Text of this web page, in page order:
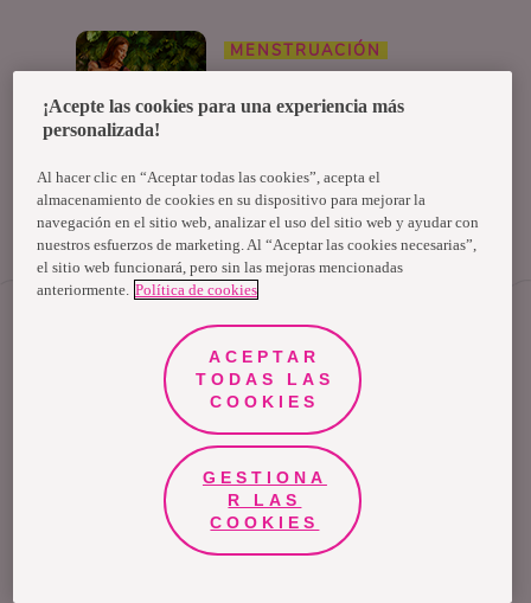
MENSTRUACIÓN
¿Puedo meterme a la
piscina o al mar si tengo
tus comentarios
¡Acepte las cookies para una experiencia más
personalizada!
Al hacer clic en “Aceptar todas las cookies”, acepta el
almacenamiento de cookies en su dispositivo para mejorar la
navegación en el sitio web, analizar el uso del sitio web y ayudar con
nuestros esfuerzos de marketing. Al “Aceptar las cookies necesarias”,
el sitio web funcionará, pero sin las mejoras mencionadas
anteriormente. Política de cookies
ACEPTAR
TODAS LAS
COOKIES
GESTIONA
R LAS
COOKIES